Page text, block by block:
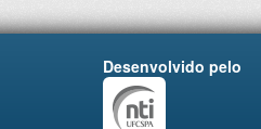
Desenvolvido pelo